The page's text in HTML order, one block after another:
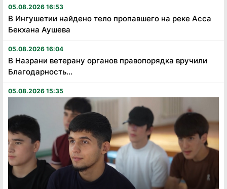
05.08.2026 16:53
В Ингушетии найдено тело пропавшего на реке Асса
Бекхана Аушева
05.08.2026 16:04
В Назрани ветерану органов правопорядка вручили
Благодарность...
05.08.2026 15:35